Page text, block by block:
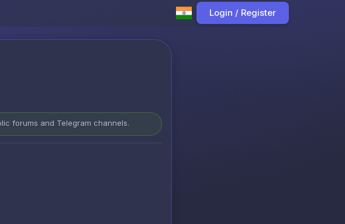
Login / Register
forums and Telegram channels.